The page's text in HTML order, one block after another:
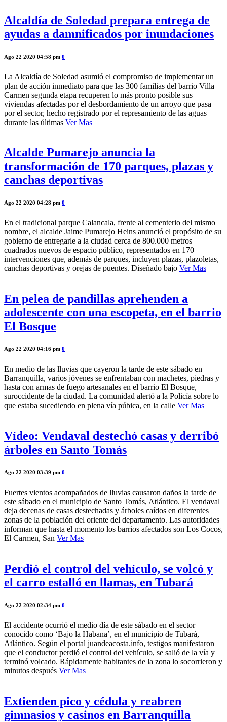
Alcaldía de Soledad prepara entrega de
ayudas a damnificados por inundaciones
Ago 22 2020 04:58 pm 0
La Alcaldía de Soledad asumió el compromiso de implementar un
plan de acción inmediato para que las 300 familias del barrio Villa
Carmen segunda etapa recuperen lo más pronto posible sus
viviendas afectadas por el desbordamiento de un arroyo que pasa
por el sector, hecho registrado por el represamiento de las aguas
durante las últimas Ver Mas
Alcalde Pumarejo anuncia la
transformación de 170 parques, plazas y
canchas deportivas
Ago 22 2020 04:28 pm 0
En el tradicional parque Calancala, frente al cementerio del mismo
nombre, el alcalde Jaime Pumarejo Heins anunció el propósito de su
gobierno de entregarle a la ciudad cerca de 800.000 metros
cuadrados nuevos de espacio público, representados en 170
intervenciones que, además de parques, incluyen plazas, plazoletas,
canchas deportivas y orejas de puentes. Diseñado bajo Ver Mas
En pelea de pandillas aprehenden a
adolescente con una escopeta, en el barrio
El Bosque
Ago 22 2020 04:16 pm 0
En medio de las lluvias que cayeron la tarde de este sábado en
Barranquilla, varios jóvenes se enfrentaban con machetes, piedras y
hasta con armas de fuego artesanales en el barrio El Bosque,
suroccidente de la ciudad. La comunidad alertó a la Policía sobre lo
que estaba sucediendo en plena vía púbica, en la calle Ver Mas
Vídeo: Vendaval destechó casas y derribó
árboles en Santo Tomás
Ago 22 2020 03:39 pm 0
Fuertes vientos acompañados de lluvias causaron daños la tarde de
este sábado en el municipio de Santo Tomás, Atlántico. El vendaval
deja decenas de casas destechadas y árboles caídos en diferentes
zonas de la población del oriente del departamento. Las autoridades
informan que hasta el momento los barrios afectados son Los Cocos,
El Carmen, San Ver Mas
Perdió el control del vehículo, se volcó y
el carro estalló en llamas, en Tubará
Ago 22 2020 02:34 pm 0
El accidente ocurrió el medio día de este sábado en el sector
conocido como ‘Bajo la Habana’, en el municipio de Tubará,
Atlántico. Según el portal juandeacosta.info, testigos manifestaron
que el conductor perdió el control del vehículo, se salió de la vía y
terminó volcado. Rápidamente habitantes de la zona lo socorrieron y
minutos después Ver Mas
Extienden pico y cédula y reabren
gimnasios y casinos en Barranquilla